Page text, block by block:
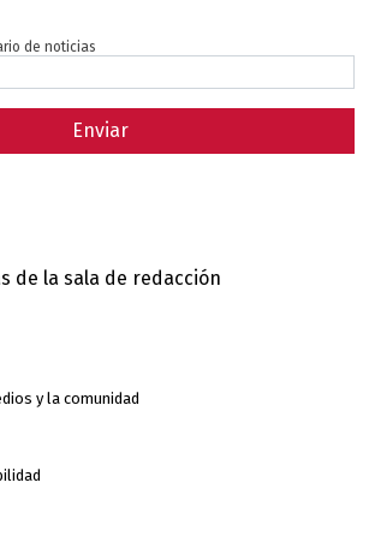
de noticias
Enviar
de la sala de redacción
y la comunidad